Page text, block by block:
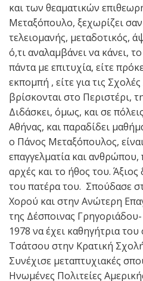
και των θεαματικών
Μεταξόπουλο, ξεχωρίζει
τελειομανής, μεταδοτικός,
ό,τι αναλαμβάνει να κάνει,
πάντα με επιτυχία, είτε
εκπομπή , είτε για τις
βρίσκονται στο Περιστέρι,
Διδάσκει, όμως, και σε
Αθήνας, και παραδίδει
ο Πάνος Μεταξόπουλος,
επαγγελματία και ανθρώπου,
αρχές και το ήθος του.
του πατέρα του. Σπούδασε
Χορού και στην Ανώτερη
της Δέσποινας
1978 να έχει καθηγήτρια
Τσάτσου στην Κρατική
Συνέχισε μεταπτυχιακές
Ηνωμένες Πολιτείες